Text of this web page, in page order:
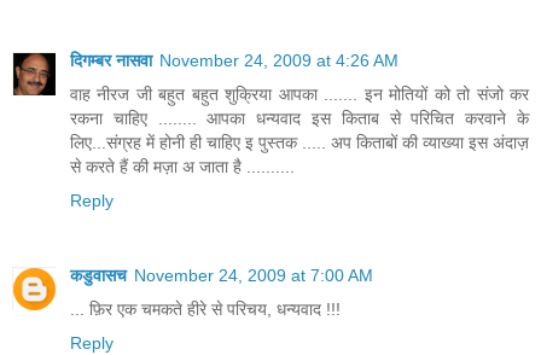
दिगम्बर नासवा November 24, 2009 at 4:26 AM
वाह नीरज जी बहुत बहुत शुक्रिया आपका ....... इन मोतियों को तो संजो कर
रकना चाहिए ........ आपका धन्यवाद इस किताब से परिचित करवाने के
लिए...संग्रह में होनी ही चाहिए इ पुस्तक ..... अप किताबों की व्याख्या इस अंदाज़
से करते हैं की मज़ा अ जाता है ..........
Reply
कडुवासच November 24, 2009 at 7:00 AM
... फ़िर एक चमकते हीरे से परिचय, धन्यवाद !!!
Reply